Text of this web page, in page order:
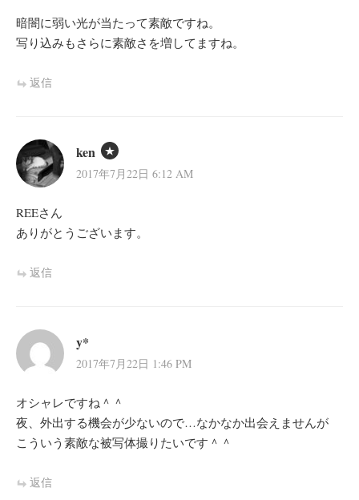
暗闇に弱い光が当たって素敵ですね。
写り込みもさらに素敵さを増してますね。
返信
ken
2017年7月22日 6:12 AM
REEさん
ありがとうございます。
返信
y*
2017年7月22日 1:46 PM
オシャレですね＾＾
夜、外出する機会が少ないので…なかなか出会えませんが
こういう素敵な被写体撮りたいです＾＾
返信